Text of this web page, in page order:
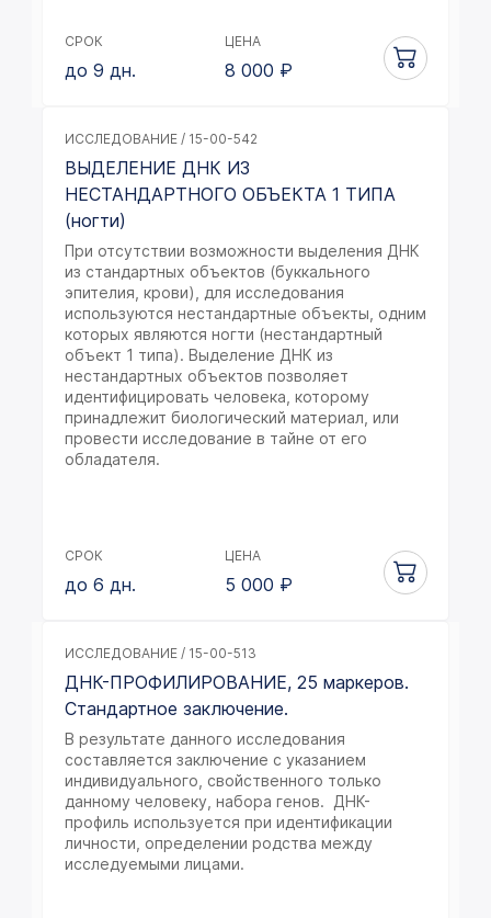
СРОК
до 9 дн.
ЦЕНА
8 000 ₽
ИССЛЕДОВАНИЕ / 15-00-542
ВЫДЕЛЕНИЕ ДНК ИЗ
НЕСТАНДАРТНОГО ОБЪЕКТА 1 ТИПА
(ногти)
При отсутствии возможности выделения ДНК
из стандартных объектов (буккального
эпителия, крови), для исследования
используются нестандартные объекты, одним
которых являются ногти (нестандартный
объект 1 типа). Выделение ДНК из
нестандартных объектов позволяет
идентифицировать человека, которому
принадлежит биологический материал, или
провести исследование в тайне от его
обладателя.
СРОК
до 6 дн.
ЦЕНА
5 000 ₽
ИССЛЕДОВАНИЕ / 15-00-513
ДНК-ПРОФИЛИРОВАНИЕ, 25 маркеров.
Стандартное заключение.
В результате данного исследования
составляется заключение с указанием
индивидуального, свойственного только
данному человеку, набора генов. ДНК-
профиль используется при идентификации
личности, определении родства между
исследуемыми лицами.